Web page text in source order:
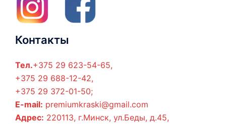
Контакты
Тел.+375 29 623-54-65,
+375 29 688-12-42,
+375 29 372-01-50;
E-mail: premiumkraski@gmail.com
Адрес: 220113, г.Минск, ул.Беды, д.45,